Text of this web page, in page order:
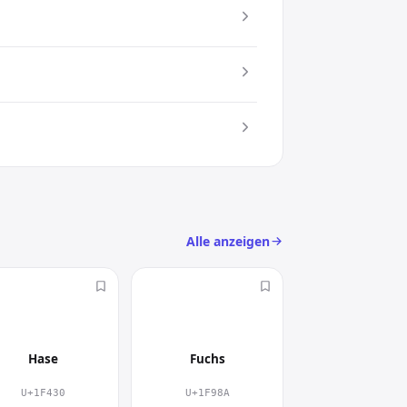
setzt du gezielt einen visuellen
Alle anzeigen
Hase
U+1F430
Fuchs
U+1F98A